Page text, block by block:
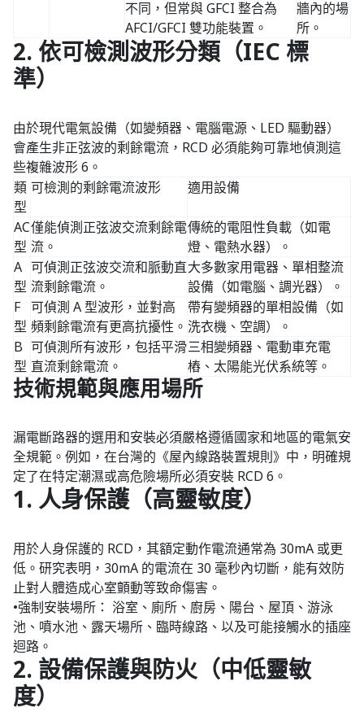
不同，但常與 GFCI 整合為
AFCI/GFCI 雙功能裝置。
牆內的場
所。
2. 依可檢測波形分類（IEC 標
準）
由於現代電氣設備（如變頻器、電腦電源、LED 驅動器）
會產生非正弦波的剩餘電流，RCD 必須能夠可靠地偵測這
些複雜波形 6。
類
型
可檢測的剩餘電流波形 適用設備
AC
型
僅能偵測正弦波交流剩餘電
流。
傳統的電阻性負載（如電
燈、電熱水器）。
A
型
可偵測正弦波交流和脈動直
流剩餘電流。
大多數家用電器、單相整流
設備（如電腦、調光器）。
F
型
可偵測 A 型波形，並對高
頻剩餘電流有更高抗擾性。
帶有變頻器的單相設備（如
洗衣機、空調）。
B
型
可偵測所有波形，包括平滑
直流剩餘電流。
三相變頻器、電動車充電
樁、太陽能光伏系統等。
技術規範與應用場所
漏電斷路器的選用和安裝必須嚴格遵循國家和地區的電氣安
全規範。例如，在台灣的《屋內線路裝置規則》中，明確規
定了在特定潮濕或高危險場所必須安裝 RCD 6。
1. 人身保護（高靈敏度）
用於人身保護的 RCD，其額定動作電流通常為 30mA 或更
低。研究表明，30mA 的電流在 30 毫秒內切斷，能有效防
止對人體造成心室顫動等致命傷害。
•強制安裝場所： 浴室、廁所、廚房、陽台、屋頂、游泳
池、噴水池、露天場所、臨時線路、以及可能接觸水的插座
迴路。
2. 設備保護與防火（中低靈敏
度）